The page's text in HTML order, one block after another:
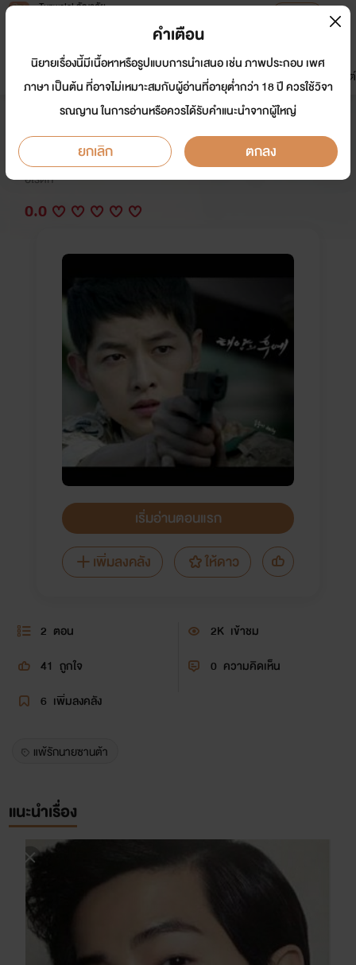
Tunwalai ธัญวลัย
หน้าแรก นิยาย อีบุ๊ก การ์ตูน
มาใหม่
ดรีมแชท ธัญลิสต์
ลิขิตฟ้า เล่ห์สวาท
นักเขียน: ปาร์ค ฮยอนอา
อีโรติก
0.0
เริ่มอ่านตอนแรก
เพิ่มลงคลัง
ให้ดาว
2 ตอน 2K เข้าชม
41 ถูกใจ 0 ความคิดเห็น
6 เพิ่มลงคลัง
แพ้รักนายซานต้า
แนะนำเรื่อง
คำเตือน
นิยายเรื่องนี้มีเนื้อหาหรือรูปแบบการนำเสนอ เช่น ภาพประกอบ เพศ
ภาษา เป็นต้น ที่อาจไม่เหมาะสมกับผู้อ่านที่อายุต่ำกว่า 18 ปี ควรใช้วิจา
รณญาน ในการอ่านหรือควรได้รับคำแนะนำจากผู้ใหญ่
ยกเลิก ตกลง